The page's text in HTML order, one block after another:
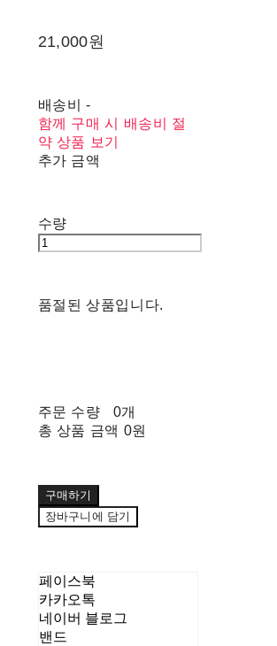
21,000원
배송비-
함께 구매 시 배송비 절
약 상품 보기
추가 금액
수량
품절된 상품입니다.
주문 수량
0개
총 상품 금액 0원
구매하기
장바구니에 담기
페이스북
카카오톡
네이버 블로그
밴드